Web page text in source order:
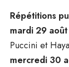
Répétitions
mardi 29
Puccini et
mercredi 30